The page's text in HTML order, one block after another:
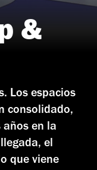
&
Los espacios
consolidado,
años en la
el
que viene